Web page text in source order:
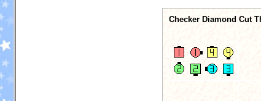
Checker Diamond Cut